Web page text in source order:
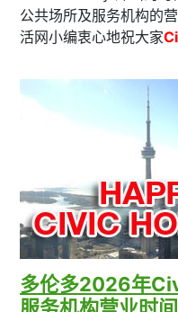
公共场所及服务机构的
活网小编衷心地祝大家
多伦多2026年